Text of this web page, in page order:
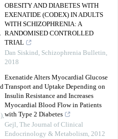
,
OBESITY AND DIABETES WITH
EXENATIDE (CODEX) IN ADULTS
WITH SCHIZOPHRENIA: A
RANDOMISED CONTROLLED
TRIAL
Dan Siskind, Schizophrenia Bulletin,
2018
Exenatide Alters Myocardial Glucose
Transport and Uptake Depending on
Insulin Resistance and Increases
Myocardial Blood Flow in Patients
with Type 2 Diabetes
Gejl, The Journal of Clinical
Endocrinology & Metabolism, 2012